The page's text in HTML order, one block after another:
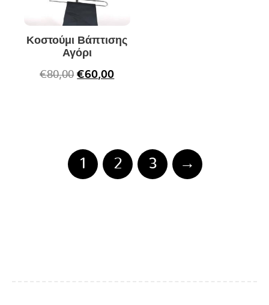
Κοστούμι Βάπτισης
Αγόρι
€80,00 €60,00
1 2 3 →